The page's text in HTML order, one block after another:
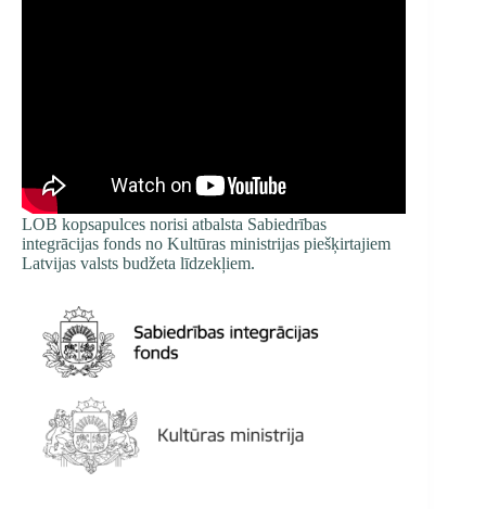
LOB kopsapulces norisi atbalsta Sabiedrības
integrācijas fonds no Kultūras ministrijas piešķirtajiem
Latvijas valsts budžeta līdzekļiem.